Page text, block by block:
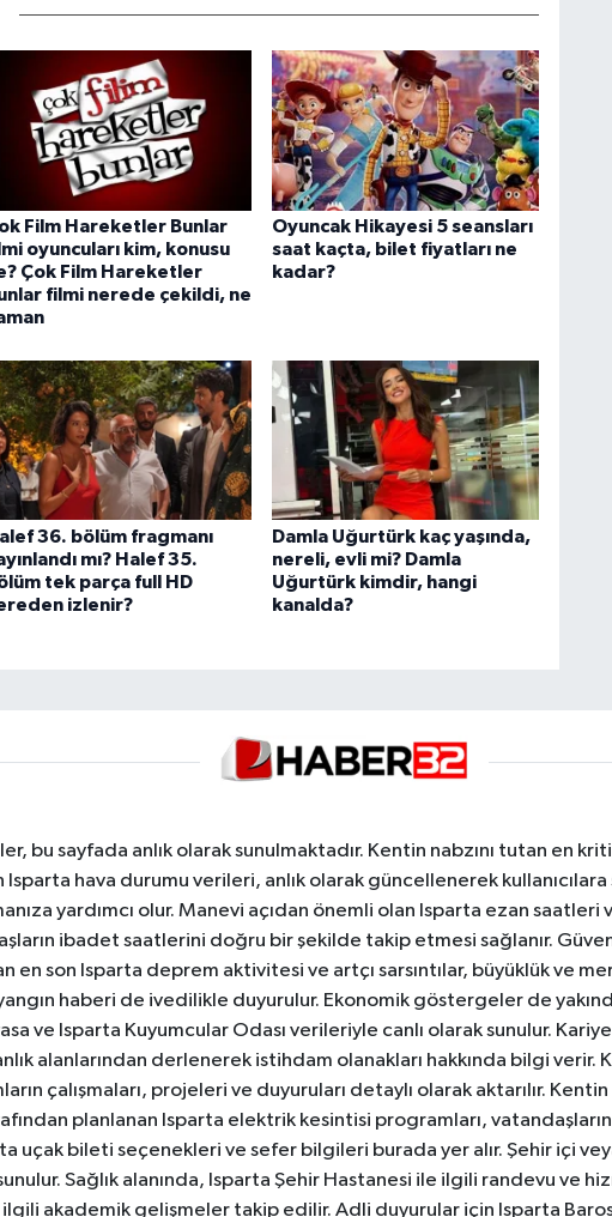
Film Hareketler Bunlar
oyuncuları kim, konusu
Çok Film Hareketler
filmi nerede çekildi, ne
Oyuncak Hikayesi 5 seansları
saat kaçta, bilet fiyatları ne
kadar?
36. bölüm fragmanı
mı? Halef 35.
tek parça full HD
izlenir?
Damla Uğurtürk kaç yaşında,
nereli, evli mi? Damla
Uğurtürk kimdir, hangi
kanalda?
bu sayfada anlık olarak sunulmaktadır. Kentin nabzını tutan en
hava durumu verileri, anlık olarak güncellenerek
yardımcı olur. Manevi açıdan önemli olan Isparta ezan
ibadet saatlerini doğru bir şekilde takip etmesi sağlanır.
en son Isparta deprem aktivitesi ve artçı sarsıntılar, büyüklük ve
haberi de ivedilikle duyurulur. Ekonomik göstergeler de
ve Isparta Kuyumcular Odası verileriyle canlı olarak sunulur.
alanlarından derlenerek istihdam olanakları hakkında bilgi verir.
çalışmaları, projeleri ve duyuruları detaylı olarak aktarılır.
planlanan Isparta elektrik kesintisi programları,
uçak bileti seçenekleri ve sefer bilgileri burada yer alır. Şehir içi
Sağlık alanında, Isparta Şehir Hastanesi ile ilgili randevu ve
akademik gelişmeler takip edilir. Adli duyurular için Isparta